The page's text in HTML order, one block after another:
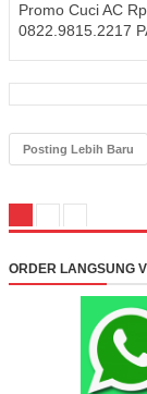
Promo Cuci AC
0822.9815.2217
Posting Lebih Baru
ORDER LANGSUNG